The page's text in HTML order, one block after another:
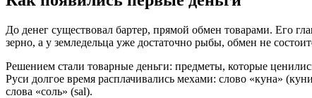
До денег существовал бартер, прямой обмен товарами. Его
зерно, а у земледельца уже достаточно рыбы, обмен не
Решением стали товарные деньги: предметы, которые
Руси долгое время расплачивались мехами: слово «куна»
слова «соль» (sal).